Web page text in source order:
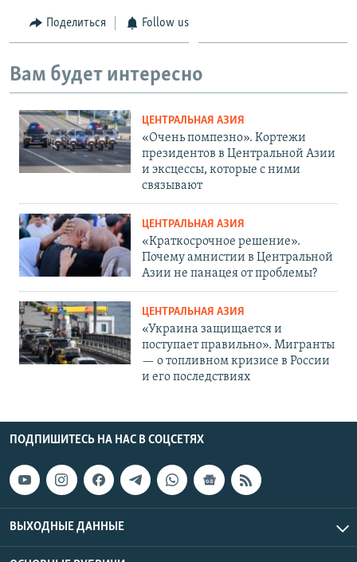
Поделиться Follow us
Вам будет интересно
ЦЕНТРАЛЬНАЯ АЗИЯ
«Очень помпезно». Кортежи
президентов в Центральной Азии
и эксцессы, которые с ними
связывают
ЦЕНТРАЛЬНАЯ АЗИЯ
«Краткосрочное решение».
Почему амнистии в Центральной
Азии не панацея от проблемы?
ЦЕНТРАЛЬНАЯ АЗИЯ
«Украина защищается и
поступает правильно». Мигранты
— о топливном кризисе в России
и его последствиях
ПОДПИШИТЕСЬ НА НАС В СОЦСЕТЯХ
ВЫХОДНЫЕ ДАННЫЕ